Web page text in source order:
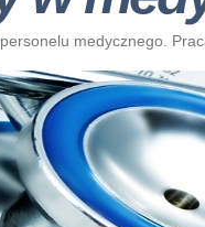
medycznego.